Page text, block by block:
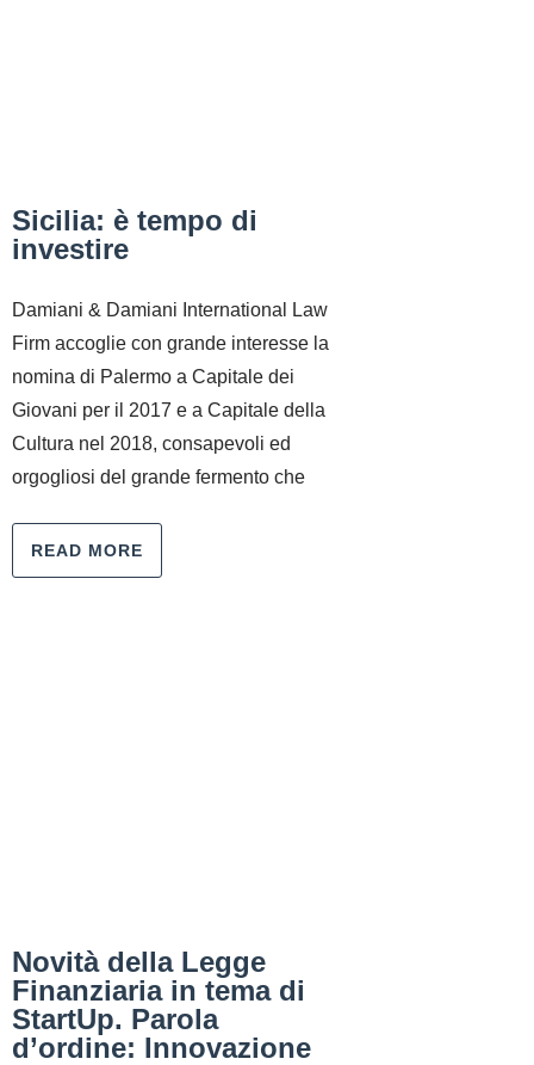
Sicilia: è tempo di
investire
Damiani & Damiani International Law
Firm accoglie con grande interesse la
nomina di Palermo a Capitale dei
Giovani per il 2017 e a Capitale della
Cultura nel 2018, consapevoli ed
orgogliosi del grande fermento che
READ MORE
Novità della Legge
Finanziaria in tema di
StartUp. Parola
d’ordine: Innovazione